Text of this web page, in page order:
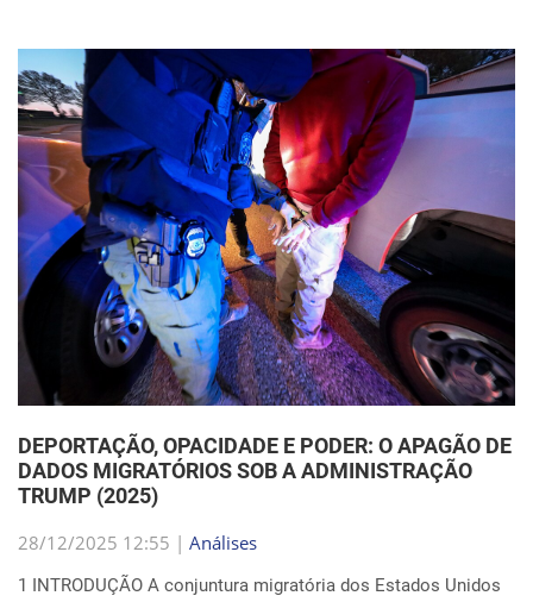
DEPORTAÇÃO, OPACIDADE E PODER: O APAGÃO DE
DADOS MIGRATÓRIOS SOB A ADMINISTRAÇÃO
TRUMP (2025)
28/12/2025 12:55 | Análises
1 INTRODUÇÃO A conjuntura migratória dos Estados Unidos